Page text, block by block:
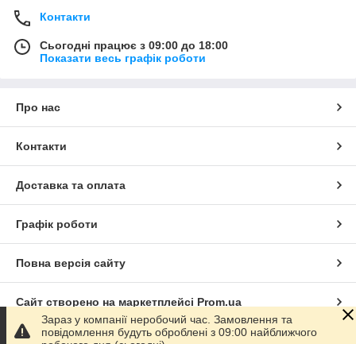
Контакти
Сьогодні працює з 09:00 до 18:00
Показати весь графік роботи
Про нас
Контакти
Доставка та оплата
Графік роботи
Повна версія сайту
Сайт створено на маркетплейсі Prom.ua
Політика конфіденційності
Зараз у компанії неробочий час. Замовлення та
повідомлення будуть оброблені з 09:00 найближчого